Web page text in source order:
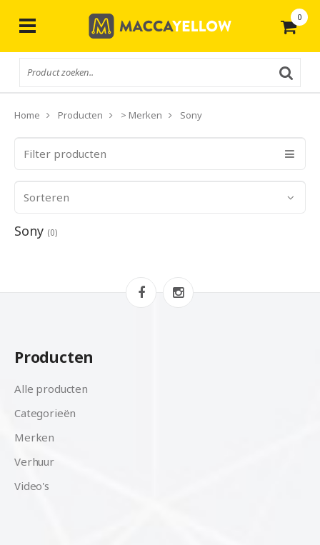
0
Home Producten > Merken Sony
Filter producten
Sorteren
Sony (0)
Producten
Alle producten
Categorieën
Merken
Verhuur
Video's